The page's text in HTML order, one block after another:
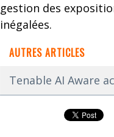
gestion des
inégalées.
AUTRES ARTICLES
Tenable AI Aware